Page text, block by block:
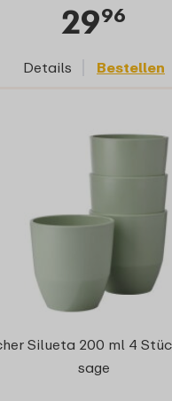
2996
Details Bestellen
Silueta 200 ml 4
sage